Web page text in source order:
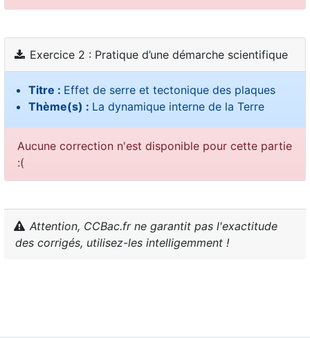
Exercice 2 : Pratique d’une démarche scientifique
Titre : Effet de serre et tectonique des plaques
Thème(s) : La dynamique interne de la Terre
Aucune correction n'est disponible pour cette partie
:(
Attention, CCBac.fr ne garantit pas l'exactitude
des corrigés, utilisez-les intelligemment !